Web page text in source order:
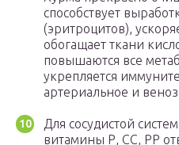
способствует
(эритроцитов),
обогащает ткани
повышаются все
укрепляется
артериальное и
Для сосудистой
витамины Р, СС, РР